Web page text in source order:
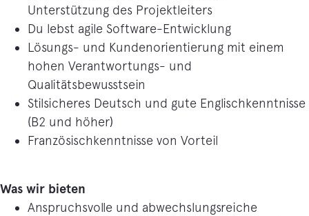
Unterstützung des Projektleiters
Du lebst agile Software-Entwicklung
Lösungs- und Kundenorientierung mit einem
hohen Verantwortungs- und
Qualitätsbewusstsein
Stilsicheres Deutsch und gute Englischkenntnisse
(B2 und höher)
Französischkenntnisse von Vorteil
Was wir bieten
Anspruchsvolle und abwechslungsreiche